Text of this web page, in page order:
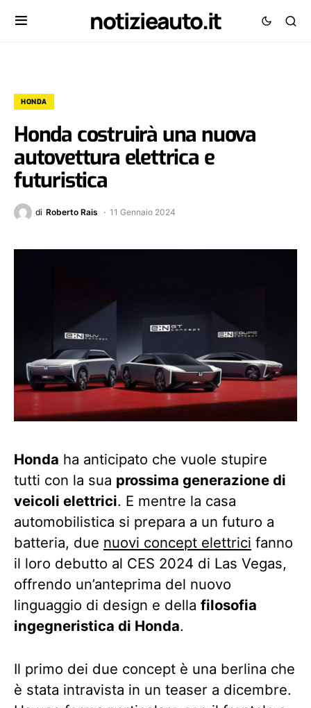
notizieauto.it
HONDA
Honda costruirà una nuova
autovettura elettrica e
futuristica
di Roberto Rais 11 Gennaio 2024
Honda ha anticipato che vuole stupire
tutti con la sua prossima generazione di
veicoli elettrici. E mentre la casa
automobilistica si prepara a un futuro a
batteria, due nuovi concept elettrici fanno
il loro debutto al CES 2024 di Las Vegas,
offrendo un’anteprima del nuovo
linguaggio di design e della filosofia
ingegneristica di Honda.
Il primo dei due concept è una berlina che
è stata intravista in un teaser a dicembre.